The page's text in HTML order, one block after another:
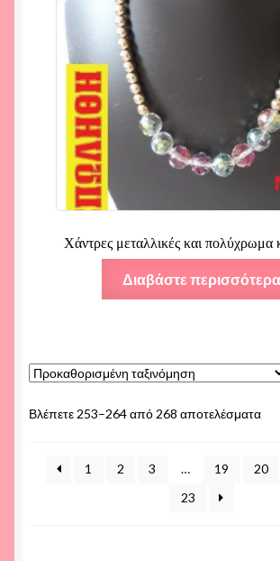
Χάντρες μεταλλικές και πολύχρωμα
Διαβάστε περισσότερα
Βλέπετε 253–264 από 268 αποτελέσματα
1 2 3 … 19 20
23